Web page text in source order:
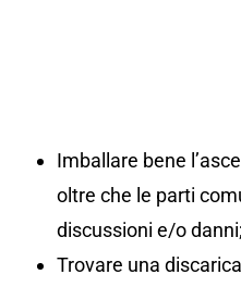
Imballare bene
oltre che le parti
discussioni e/o danni;
Trovare una